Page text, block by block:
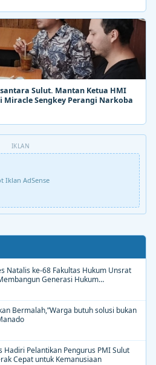
Sulut. Mantan Ketua HMI
Miracle Sengkey Perangi Narkoba
IKLAN
Iklan AdSense
Natalis ke-68 Fakultas Hukum Unsrat
Generasi Hukum
butuh solusi bukan
Hadiri Pelantikan Pengurus PMI Sulut
Cepat untuk Kemanusiaan